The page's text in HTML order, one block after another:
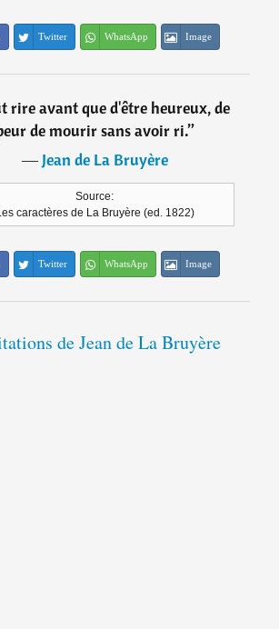
Twitter WhatsApp Image
rire avant que d'être heureux, de
de mourir sans avoir ri.”
―Jean de La Bruyère
Source:
caractères de La Bruyère (ed. 1822)
Twitter WhatsApp Image
de Jean de La Bruyère